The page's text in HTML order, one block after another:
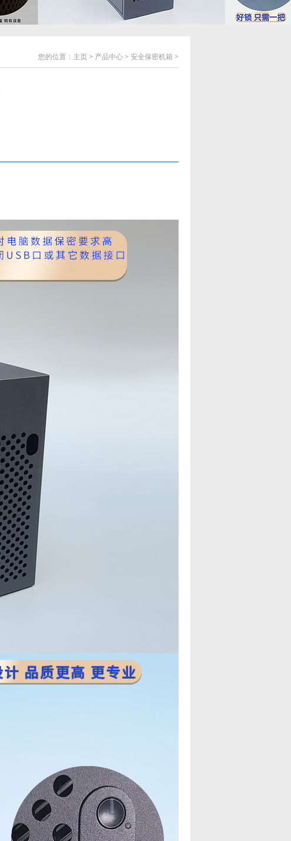
您的位置： 主页 > 产品中心 > 安全保密机箱 >